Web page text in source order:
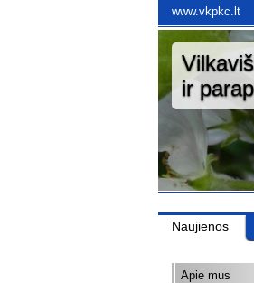
www.vkpkc.lt
ir
Naujienos
Apie mus